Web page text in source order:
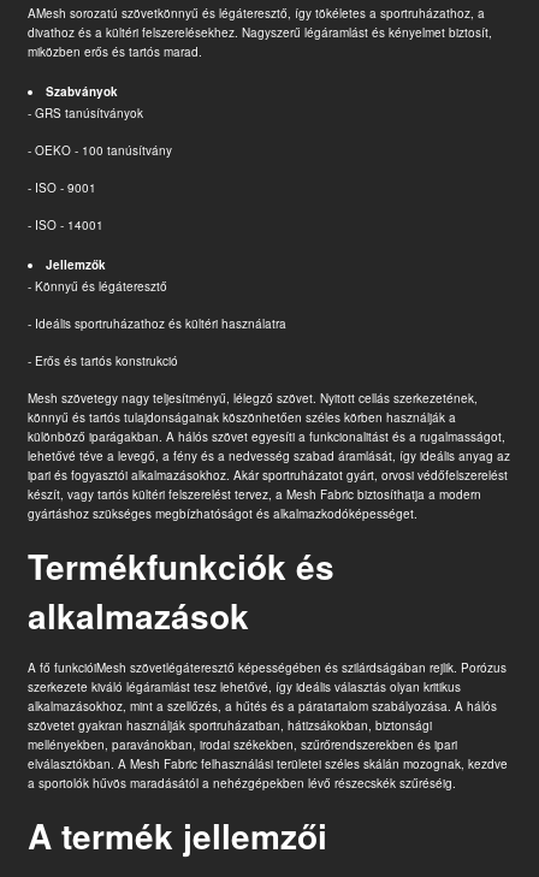
AMesh sorozatú szövetkönnyű és légáteresztő, így tökéletes a sportruházathoz, a
divathoz és a kültéri felszerelésekhez. Nagyszerű légáramlást és kényelmet biztosít,
miközben erős és tartós marad.
Szabványok
- GRS tanúsítványok
- OEKO - 100 tanúsítvány
- ISO - 9001
- ISO - 14001
Jellemzők
- Könnyű és légáteresztő
- Ideális sportruházathoz és kültéri használatra
- Erős és tartós konstrukció
Mesh szövetegy nagy teljesítményű, lélegző szövet. Nyitott cellás szerkezetének,
könnyű és tartós tulajdonságainak köszönhetően széles körben használják a
különböző iparágakban. A hálós szövet egyesíti a funkcionalitást és a rugalmasságot,
lehetővé téve a levegő, a fény és a nedvesség szabad áramlását, így ideális anyag az
ipari és fogyasztói alkalmazásokhoz. Akár sportruházatot gyárt, orvosi védőfelszerelést
készít, vagy tartós kültéri felszerelést tervez, a Mesh Fabric biztosíthatja a modern
gyártáshoz szükséges megbízhatóságot és alkalmazkodóképességet.
Termékfunkciók és
alkalmazások
A fő funkcióiMesh szövetlégáteresztő képességében és szilárdságában rejlik. Porózus
szerkezete kiváló légáramlást tesz lehetővé, így ideális választás olyan kritikus
alkalmazásokhoz, mint a szellőzés, a hűtés és a páratartalom szabályozása. A hálós
szövetet gyakran használják sportruházatban, hátizsákokban, biztonsági
mellényekben, paravánokban, irodai székekben, szűrőrendszerekben és ipari
elválasztókban. A Mesh Fabric felhasználási területei széles skálán mozognak, kezdve
a sportolók hűvös maradásától a nehézgépekben lévő részecskék szűréséig.
A termék jellemzői